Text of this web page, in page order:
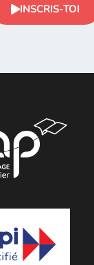
INSCRIS-TOI